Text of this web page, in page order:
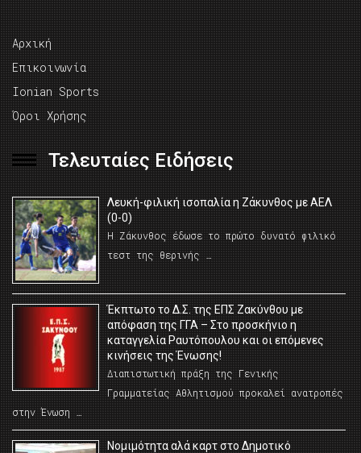
Αρχική
Επικοινωνία
Ionian Sports
Όροι Χρήσης
Τελευταίες Ειδήσεις
Λευκή-φιλική ισοπαλία η Ζάκυνθος με ΑΕΛ
(0-0)
Η Ζάκυνθος έδωσε το πρώτο δυνατό φιλικό
τεστ της θερινής …
Έκπτωτο το Δ.Σ. της ΕΠΣ Ζακύνθου με
απόφαση της ΓΓΑ – Στο προσκήνιο η
καταγγελία Ραυτόπουλου και οι επόμενες
κινήσεις της Ένωσης!
Διαπιστωτική πράξη της Γενικής
Γραμματείας Αθλητισμού προκαλεί ανατροπές
στην Ένωση …
Νομιμότητα αλά καρτ στο Δημοτικό